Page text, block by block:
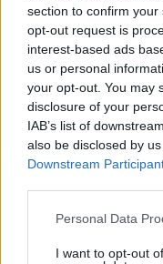
section to confirm
opt-out request is
interest-based ads
us or personal
your opt-out. You may
disclosure of your
IAB’s list of
also be disclosed by
Downstream
Please note that this
not limited to your visit
Personal Data
I want to opt-out
Μπαράζ ουκρανικών
καταρρίψεις
περιφέρειες
πριν 8 λεπτά
Τα 3 σημεία που δεν
σκύλους να τους
πριν 10 λεπτά
Καλοκαιρινές
πριν 12 λεπτά
ΔΕΙΤΕ ΟΛΕΣ ΤΙΣ